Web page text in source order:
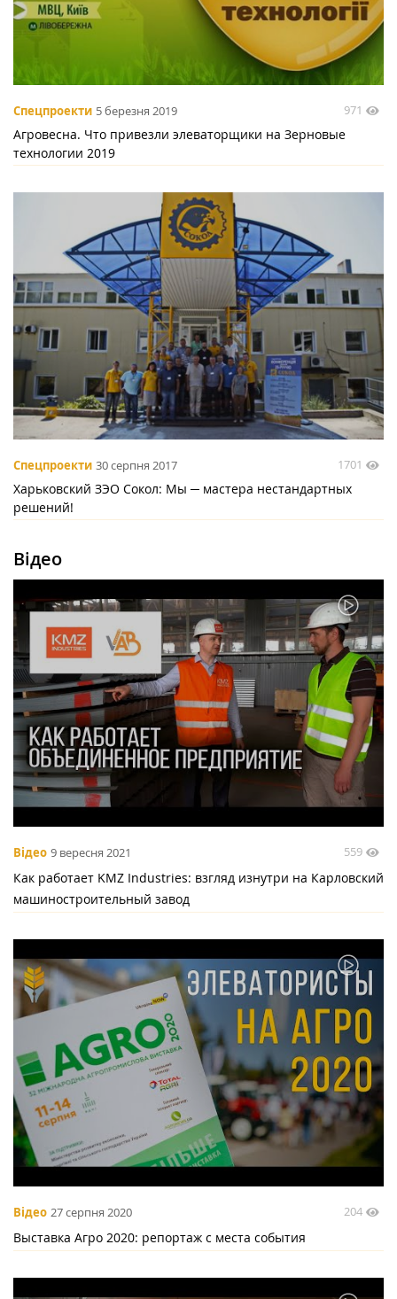
Спецпроекти 5 березня 2019 971
Агровесна. Что привезли элеваторщики на Зерновые
технологии 2019
Спецпроекти 30 серпня 2017 1701
Харьковский ЗЭО Сокол: Мы ─ мастера нестандартных
решений!
Відео
Відео 9 вересня 2021 559
Как работает KMZ Industries: взгляд изнутри на Карловский
машиностроительный завод
Відео 27 серпня 2020 204
Выставка Агро 2020: репортаж с места события